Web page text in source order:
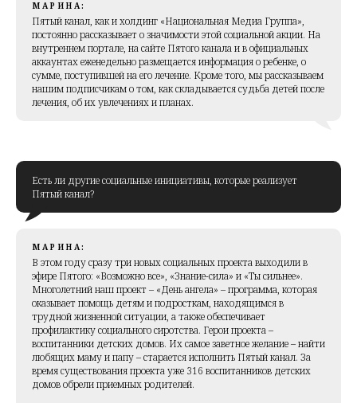
МАРИНА:
Пятый канал, как и холдинг «Национальная Медиа Группа»,
постоянно рассказывает о значимости этой социальной акции. На
внутреннем портале, на сайте Пятого канала и в официальных
аккаунтах еженедельно размещается информация о ребенке, о
сумме, поступившей на его лечение. Кроме того, мы рассказываем
нашим подписчикам о том, как складывается судьба детей после
лечения, об их увлечениях и планах.
Есть ли другие социальные инициативы, которые реализует
Пятый канал?
МАРИНА:
В этом году сразу три новых социальных проекта выходили в
эфире Пятого: «Возможно все», «Знание-сила» и «Ты сильнее».
Многолетний наш проект – «День ангела» – программа, которая
оказывает помощь детям и подросткам, находящимся в
трудной жизненной ситуации, а также обеспечивает
профилактику социального сиротства. Герои проекта –
воспитанники детских домов. Их самое заветное желание – найти
любящих маму и папу – старается исполнить Пятый канал. За
время существования проекта уже 316 воспитанников детских
домов обрели приемных родителей.